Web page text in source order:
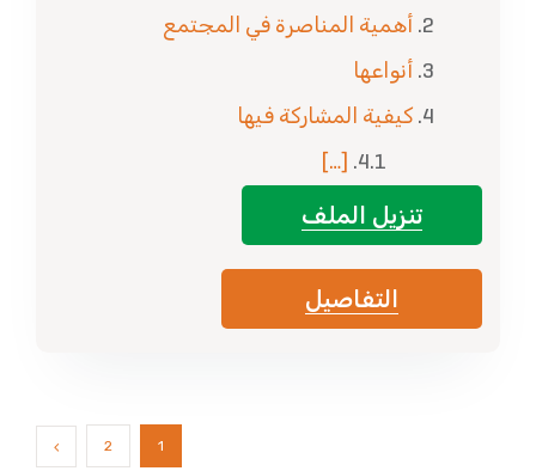
أهمية المناصرة في المجتمع
أنواعها
كيفية المشاركة فيها
[…]
تنزيل الملف
التفاصيل
1
2